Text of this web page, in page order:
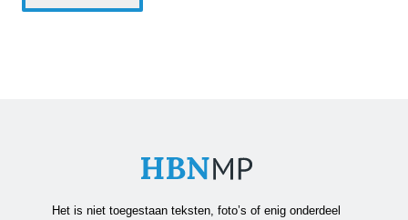
Het is niet toegestaan teksten, foto’s of enig onderdeel